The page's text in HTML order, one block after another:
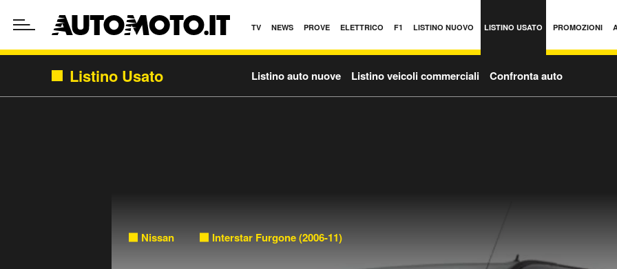
TV NEWS PROVE ELETTRICO F1 LISTINO NUOVO LISTINO USATO PROMOZIONI
Listino Usato Listino auto nuove Listino veicoli commerciali Confronta auto
Nissan Interstar Furgone (2006-11)